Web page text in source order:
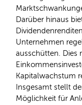
Darüber hinaus
Unternehmen
ausschütten. Dies
Kapitalwachstum
Insgesamt stellt
Möglichkeit für